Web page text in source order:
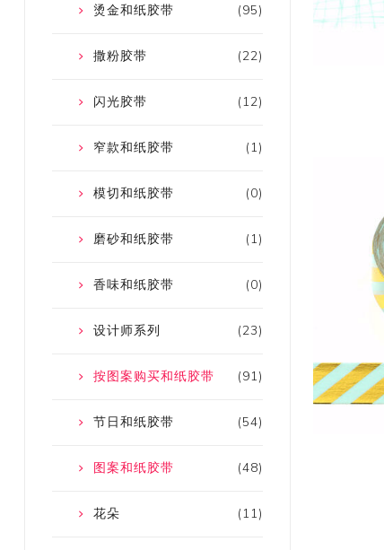
(95)
烫金和纸胶带
(22)
撒粉胶带
(12)
闪光胶带
(1)
窄款和纸胶带
(0)
模切和纸胶带
(1)
磨砂和纸胶带
(0)
香味和纸胶带
(23)
设计师系列
(91)
按图案购买和纸胶带
(54)
节日和纸胶带
(48)
图案和纸胶带
(11)
花朵